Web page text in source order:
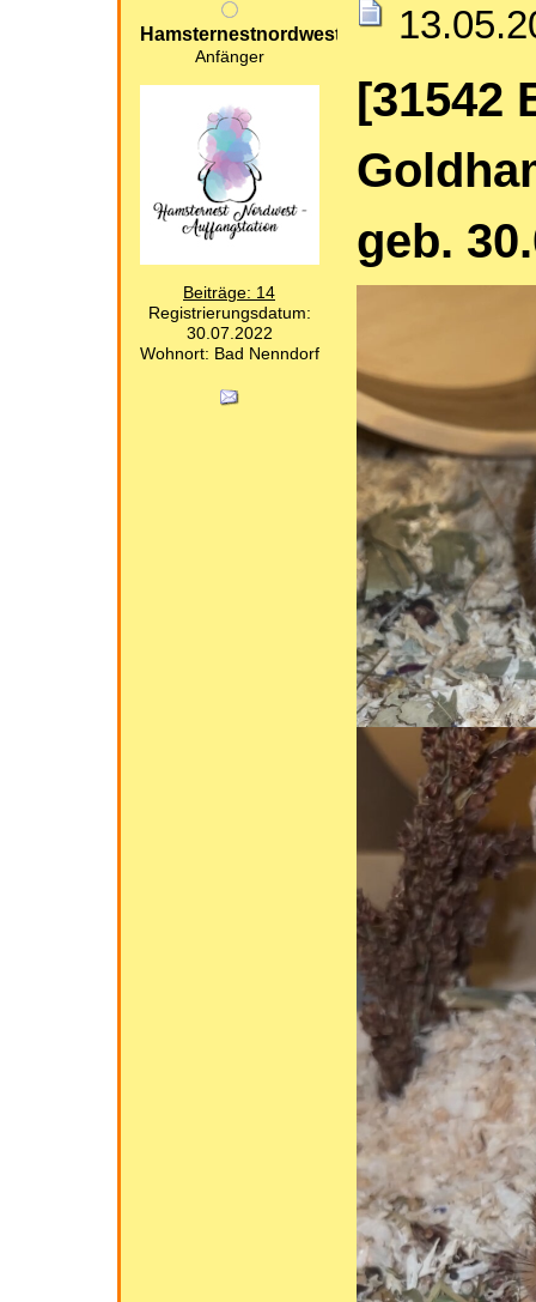
Hamsternestnordwest
Anfänger
Beiträge: 14
Registrierungsdatum:
30.07.2022
Wohnort: Bad Nenndorf
[31542
geb.